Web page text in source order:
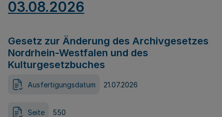
03.08.2026
Gesetz zur Änderung des Archivgesetzes
Nordrhein-Westfalen und des
Kulturgesetzbuches
Ausfertigungsdatum 21.07.2026
Seite 550